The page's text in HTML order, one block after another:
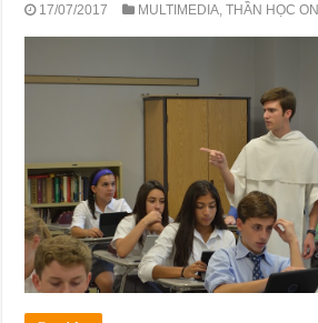
17/07/2017 MULTIMEDIA ,THẦN HỌC